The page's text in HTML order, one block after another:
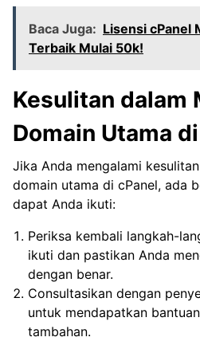
Baca Juga: Lisensi cPanel
Terbaik Mulai 50k!
Kesulitan dalam
Domain Utama
Jika Anda mengalami
domain utama di cPanel, ada
dapat Anda ikuti:
Periksa kembali langkah-
ikuti dan pastikan Anda
dengan benar.
Consultasikan dengan
untuk mendapatkan
tambahan.